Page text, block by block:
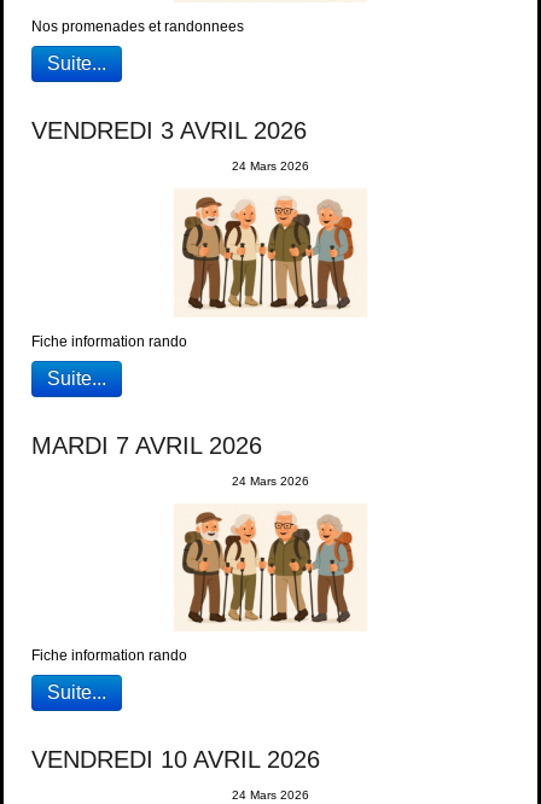
Nos promenades et randonnees
Suite...
VENDREDI 3 AVRIL 2026
24 Mars 2026
Fiche information rando
Suite...
MARDI 7 AVRIL 2026
24 Mars 2026
Fiche information rando
Suite...
VENDREDI 10 AVRIL 2026
24 Mars 2026